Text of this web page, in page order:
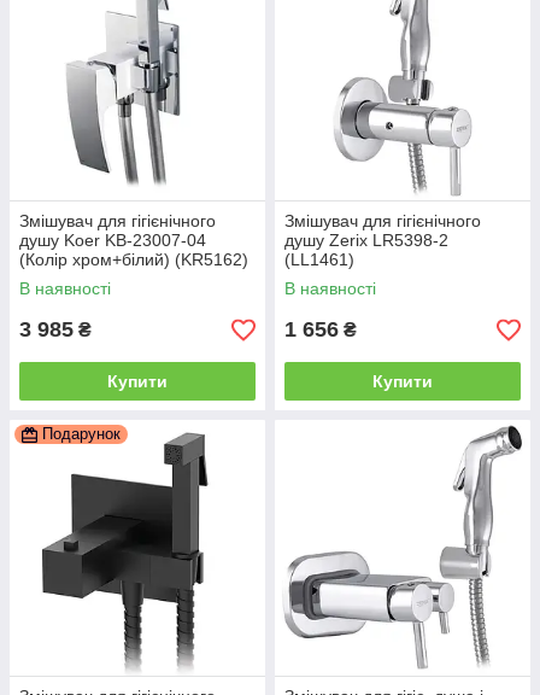
Змішувач для гігієнічного
душу Koer KB-23007-04
(Колір хром+білий) (KR5162)
В наявності
3 985 ₴
Купити
Змішувач для гігієнічного
душу Zerix LR5398-2
(LL1461)
В наявності
1 656 ₴
Купити
Подарунок